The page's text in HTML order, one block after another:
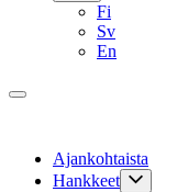
Fi
Sv
En
Ajankohtaista
Hankkeet